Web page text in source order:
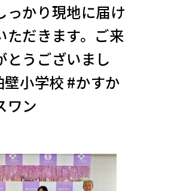
っかり現地に届け
ただきます。ご来
とうございまし
壁小学校 #かすか
ワン